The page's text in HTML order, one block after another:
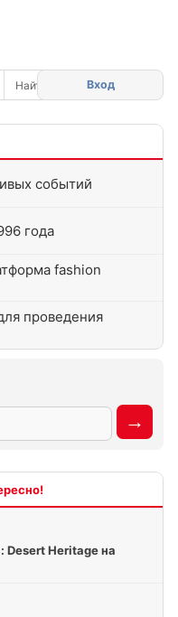
Вход
событий
года
fashion
проведения
Heritage на